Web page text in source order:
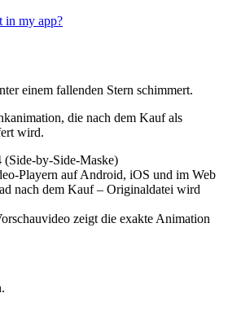
in my app?
einem fallenden Stern schimmert.
die nach dem Kauf als
wird.
(Side-by-Side-Maske)
Playern auf Android, iOS und im Web
nach dem Kauf – Originaldatei wird
zeigt die exakte Animation